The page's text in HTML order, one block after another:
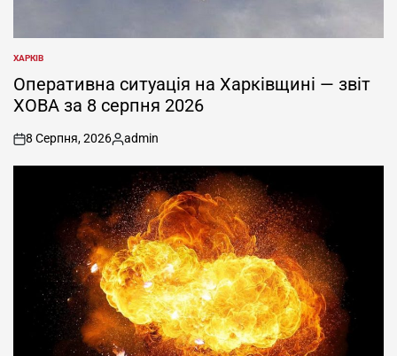
ОПУБЛІКУВАТИ
У
ХАРКІВ
Оперативна ситуація на Харківщині — звіт
ХОВА за 8 серпня 2026
on
8 Серпня, 2026
Опубліковано
admin